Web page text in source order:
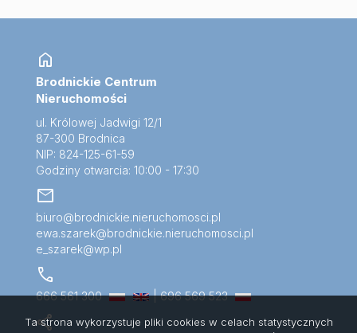
home
Brodnickie Centrum
Nieruchomości
ul. Królowej Jadwigi 12/1
87-300 Brodnica
NIP: 824-125-61-59
Godziny otwarcia: 10:00 - 17:30
mail
biuro@brodnickie.nieruchomosci.pl
ewa.szarek@brodnickie.nieruchomosci.pl
e_szarek@wp.pl
call
666 561 300 | 696 569 523
share
Ta strona wykorzystuje pliki cookies w celach statystycznych